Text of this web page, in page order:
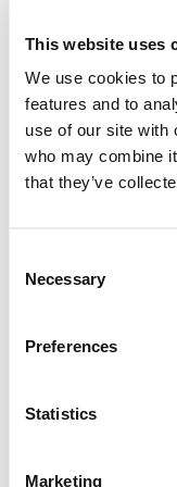
This website uses
We use cookies to
features and to
use of our site with
who may combine
that they’ve
Selection
Necessary
Preferences
Statistics
Marketing
ja koska se on
olettekin.
Pääsette nopeasti
Ota